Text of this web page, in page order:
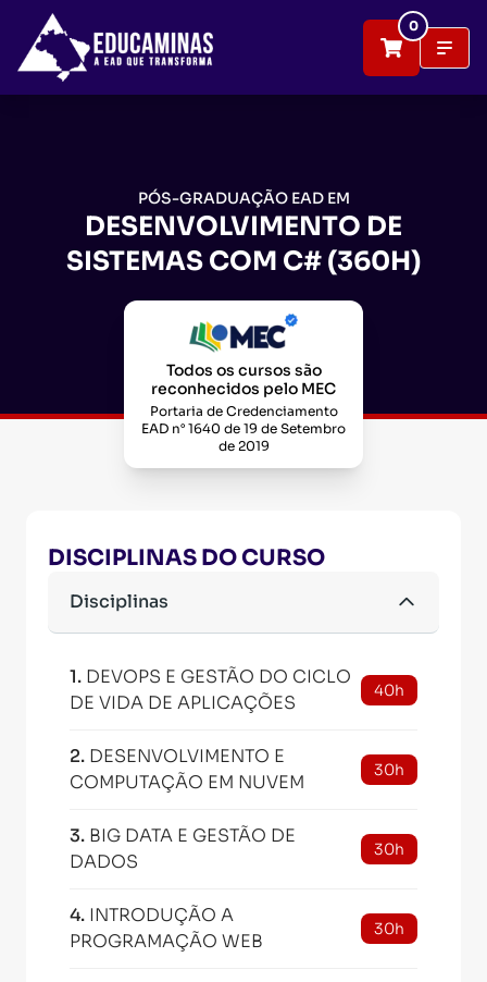
0
PÓS-GRADUAÇÃO EAD EM
DESENVOLVIMENTO DE
SISTEMAS COM C# (360H)
Todos os cursos são
reconhecidos pelo MEC
Portaria de Credenciamento
EAD n° 1640 de 19 de Setembro
de 2019
DISCIPLINAS DO CURSO
Disciplinas
1. DEVOPS E GESTÃO DO CICLO
DE VIDA DE APLICAÇÕES
40h
2. DESENVOLVIMENTO E
COMPUTAÇÃO EM NUVEM
30h
3. BIG DATA E GESTÃO DE
DADOS
30h
4. INTRODUÇÃO A
PROGRAMAÇÃO WEB
30h